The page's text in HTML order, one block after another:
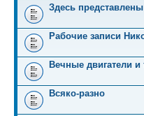
Здесь
Рабочие записи
Вечные двигатели и
Всяко-разно